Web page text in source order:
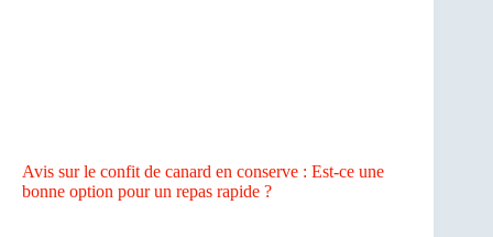
Avis sur le confit de canard en conserve : Est-ce une
bonne option pour un repas rapide ?